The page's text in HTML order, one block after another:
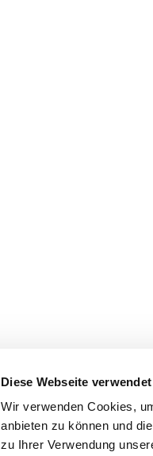
Diese Webseite
Wir verwenden Cookies,
anbieten zu können und
zu Ihrer Verwendung